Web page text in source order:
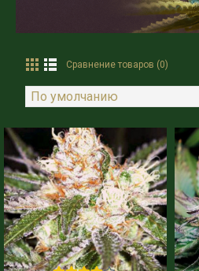
Сравнение товаров (0)